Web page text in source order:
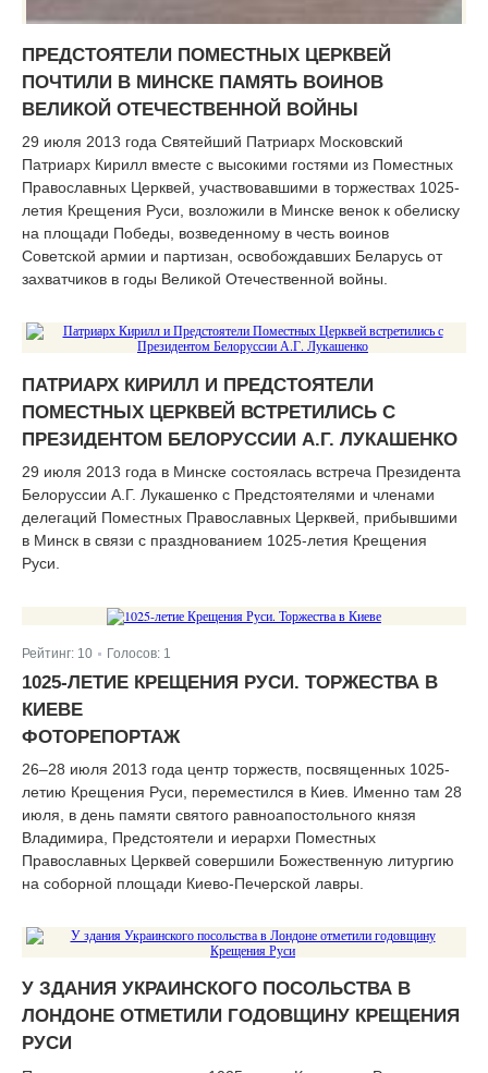
ПРЕДСТОЯТЕЛИ ПОМЕСТНЫХ ЦЕРКВЕЙ
ПОЧТИЛИ В МИНСКЕ ПАМЯТЬ ВОИНОВ
ВЕЛИКОЙ ОТЕЧЕСТВЕННОЙ ВОЙНЫ
29 июля 2013 года Святейший Патриарх Московский
Патриарх Кирилл вместе с высокими гостями из Поместных
Православных Церквей, участвовавшими в торжествах 1025-
летия Крещения Руси, возложили в Минске венок к обелиску
на площади Победы, возведенному в честь воинов
Советской армии и партизан, освобождавших Беларусь от
захватчиков в годы Великой Отечественной войны.
ПАТРИАРХ КИРИЛЛ И ПРЕДСТОЯТЕЛИ
ПОМЕСТНЫХ ЦЕРКВЕЙ ВСТРЕТИЛИСЬ С
ПРЕЗИДЕНТОМ БЕЛОРУССИИ А.Г. ЛУКАШЕНКО
29 июля 2013 года в Минске состоялась встреча Президента
Белоруссии А.Г. Лукашенко с Предстоятелями и членами
делегаций Поместных Православных Церквей, прибывшими
в Минск в связи с празднованием 1025-летия Крещения
Руси.
Рейтинг: 10 Голосов: 1
1025-ЛЕТИЕ КРЕЩЕНИЯ РУСИ. ТОРЖЕСТВА В
КИЕВЕ
ФОТОРЕПОРТАЖ
26–28 июля 2013 года центр торжеств, посвященных 1025-
летию Крещения Руси, переместился в Киев. Именно там 28
июля, в день памяти святого равноапостольного князя
Владимира, Предстоятели и иерархи Поместных
Православных Церквей совершили Божественную литургию
на соборной площади Киево-Печерской лавры.
У ЗДАНИЯ УКРАИНСКОГО ПОСОЛЬСТВА В
ЛОНДОНЕ ОТМЕТИЛИ ГОДОВЩИНУ КРЕЩЕНИЯ
РУСИ